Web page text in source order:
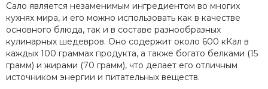
Сало является незаменимым ингредиентом во многих
кухнях мира, и его можно использовать как в качестве
основного блюда, так и в составе разнообразных
кулинарных шедевров. Оно содержит около 600 кКал в
каждых 100 граммах продукта, а также богато белками (15
грамм) и жирами (70 грамм), что делает его отличным
источником энергии и питательных веществ.